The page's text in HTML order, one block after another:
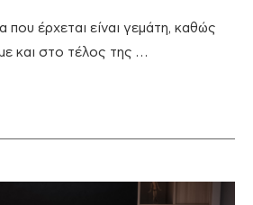
που έρχεται είναι γεμάτη, καθώς
και στο τέλος της …